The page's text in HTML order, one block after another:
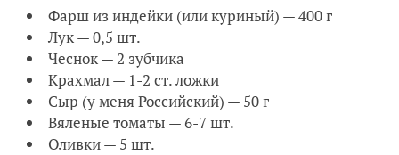
Фарш из индейки (или куриный) — 400 г
Лук — 0,5 шт.
Чеснок — 2 зубчика
Крахмал — 1-2 ст. ложки
Сыр (у меня Российский) — 50 г
Вяленые томаты — 6-7 шт.
Оливки — 5 шт.